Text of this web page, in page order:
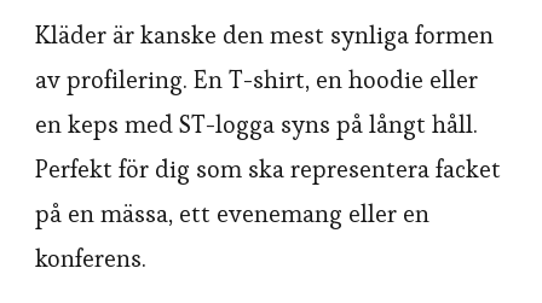
Kläder är kanske den mest synliga formen
av profilering. En T-shirt, en hoodie eller
en keps med ST-logga syns på långt håll.
Perfekt för dig som ska representera facket
på en mässa, ett evenemang eller en
konferens.